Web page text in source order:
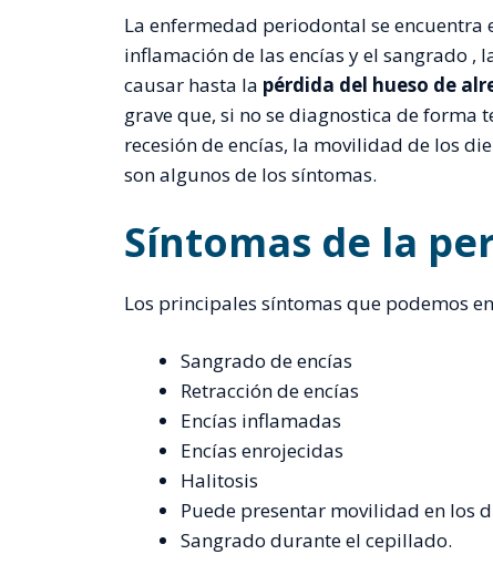
La enfermedad periodontal se encuentra
inflamación de las encías y el sangrado
causar hasta la pérdida del hueso de
grave que, si no se diagnostica de
recesión de encías, la movilidad de los
son algunos de los síntomas.
Síntomas de la
Los principales síntomas que podemos
Sangrado de encías
Retracción de encías
Encías inflamadas
Encías enrojecidas
Halitosis
Puede presentar movilidad en los
Sangrado durante el cepillado.